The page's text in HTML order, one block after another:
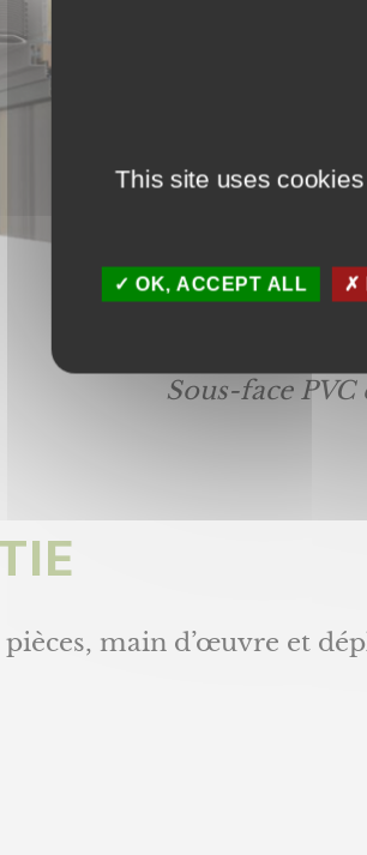
Sous-
* Ne permet
Sous-face
pièces, main d’œuvre et
This site uses
OK, ACCEPT ALL